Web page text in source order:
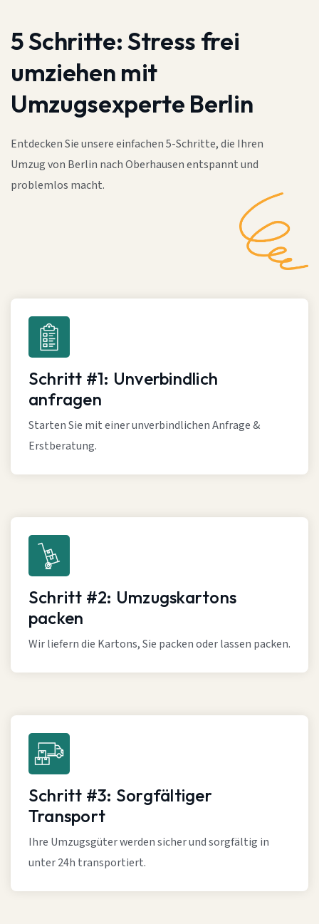
5 Schritte:Stress frei
umziehen mit
Umzugsexperte Berlin
Entdecken Sie unsere einfachen 5-Schritte, die Ihren
Umzug von Berlin nach Oberhausen entspannt und
problemlos macht.
Schritt #1: Unverbindlich
anfragen
Starten Sie mit einer unverbindlichen Anfrage &
Erstberatung.
Schritt #2: Umzugskartons
packen
Wir liefern die Kartons, Sie packen oder lassen packen.
Schritt #3: Sorgfältiger
Transport
Ihre Umzugsgüter werden sicher und sorgfältig in
unter 24h transportiert.